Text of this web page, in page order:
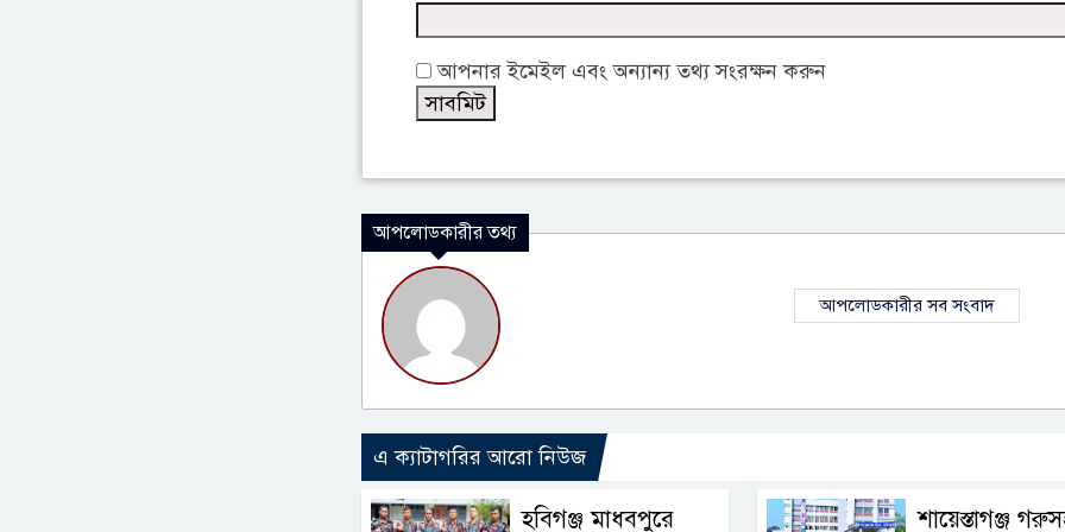
আপনার ইমেইল এবং অন্যান্য তথ্য সংরক্ষন করুন
আপলোডকারীর তথ্য
আপলোডকারীর সব সংবাদ
এ ক্যাটাগরির আরো নিউজ
হবিগঞ্জ মাধবপুরে শায়েস্তাগঞ্জ